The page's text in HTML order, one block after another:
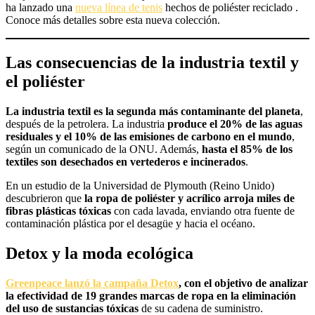
ha lanzado una nueva línea de tenis hechos de poliéster reciclado .
Conoce más detalles sobre esta nueva colección.
Las consecuencias de la industria textil y
el poliéster
La industria textil es la segunda más contaminante del planeta,
después de la petrolera. La industria produce el 20% de las aguas
residuales y el 10% de las emisiones de carbono en el mundo,
según un comunicado de la ONU. Además, hasta el 85% de los
textiles son desechados en vertederos e incinerados.
En un estudio de la Universidad de Plymouth (Reino Unido)
descubrieron que la ropa de poliéster y acrílico arroja miles de
fibras plásticas tóxicas con cada lavada, enviando otra fuente de
contaminación plástica por el desagüe y hacia el océano.
Detox y la moda ecológica
Greenpeace lanzó la campaña Detox, con el objetivo de analizar
la efectividad de 19 grandes marcas de ropa en la eliminación
del uso de sustancias tóxicas de su cadena de suministro.